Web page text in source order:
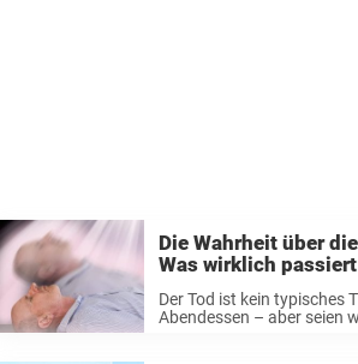
Die Wahrheit über
Was wirklich
Der Tod ist kein typisches
Abendessen – aber seien